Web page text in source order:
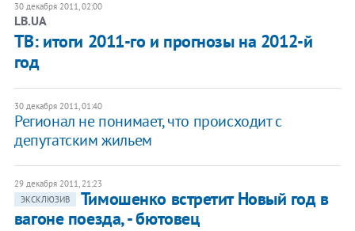
30 декабря 2011, 02:00
LB.UA
ТВ: итоги 2011-го и прогнозы на 2012-й
год
30 декабря 2011, 01:40
​Регионал не понимает, что происходит с
депутатским жильем
29 декабря 2011, 21:23
ЭКСКЛЮЗИВ
Тимошенко встретит Новый год в
вагоне поезда, - бютовец